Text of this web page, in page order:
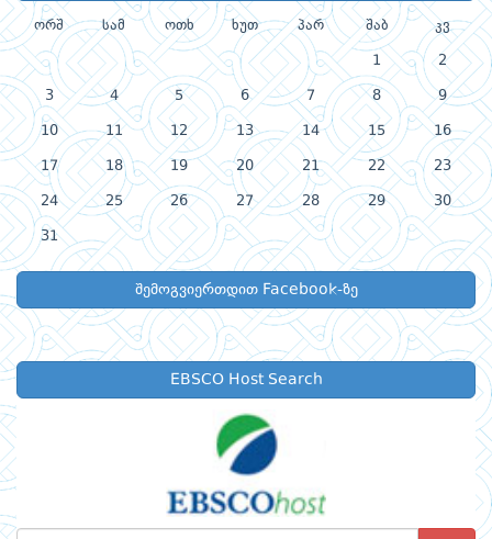
ორშ სამ ოთხ ხუთ პარ შაბ კვ
1 2
3 4 5 6 7 8 9
10 11 12 13 14 15 16
17 18 19 20 21 22 23
24 25 26 27 28 29 30
31
შემოგვიერთდით Facebook-ზე
EBSCO Host Search